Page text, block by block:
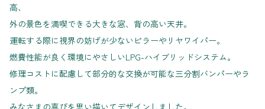
高、
外の景色を満喫できる大きな窓、背の高い天井。
運転する際に視界の妨げが少ないピラーやリヤワイパー。
燃費性能が良く環境にやさしいLPG-ハイブリッドシステム。
修理コストに配慮して部分的な交換が可能な三分割バンパーやラ
ンプ類。
みなさまの喜びを思い描いてデザインしました。